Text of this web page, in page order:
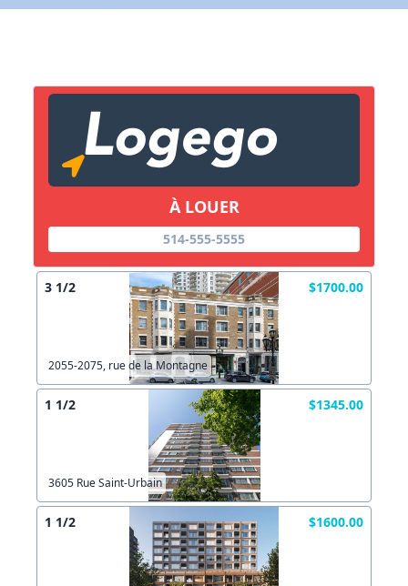
À LOUER
514-555-5555
3 1/2 $1700.00
2055-2075, rue de la Montagne
1 1/2 $1345.00
3605 Rue Saint-Urbain
1 1/2 $1600.00
X Fermer
Lien vers inscription (sera inclus dans courriel)
Copier lien
X Fermer Envoyez